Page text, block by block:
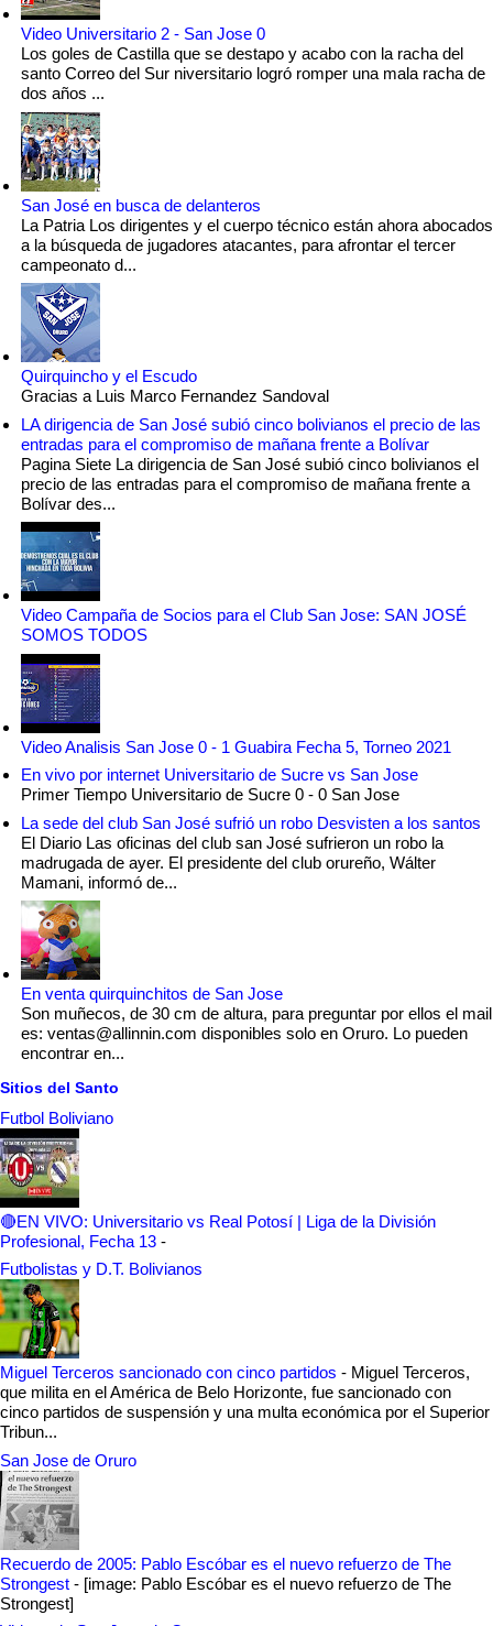
Video Universitario 2 - San Jose 0
Los goles de Castilla que se destapo y acabo con la racha del
santo Correo del Sur niversitario logró romper una mala racha de
dos años ...
San José en busca de delanteros
La Patria Los dirigentes y el cuerpo técnico están ahora abocados
a la búsqueda de jugadores atacantes, para afrontar el tercer
campeonato d...
Quirquincho y el Escudo
Gracias a Luis Marco Fernandez Sandoval
LA dirigencia de San José subió cinco bolivianos el precio de las
entradas para el compromiso de mañana frente a Bolívar
Pagina Siete La dirigencia de San José subió cinco bolivianos el
precio de las entradas para el compromiso de mañana frente a
Bolívar des...
Video Campaña de Socios para el Club San Jose: SAN JOSÉ
SOMOS TODOS
Video Analisis San Jose 0 - 1 Guabira Fecha 5, Torneo 2021
En vivo por internet Universitario de Sucre vs San Jose
Primer Tiempo Universitario de Sucre 0 - 0 San Jose
La sede del club San José sufrió un robo Desvisten a los santos
El Diario Las oficinas del club san José sufrieron un robo la
madrugada de ayer. El presidente del club orureño, Wálter
Mamani, informó de...
En venta quirquinchitos de San Jose
Son muñecos, de 30 cm de altura, para preguntar por ellos el mail
es: ventas@allinnin.com disponibles solo en Oruro. Lo pueden
encontrar en...
Sitios del Santo
Futbol Boliviano
🔴EN VIVO: Universitario vs Real Potosí | Liga de la División
Profesional, Fecha 13 -
Futbolistas y D.T. Bolivianos
Miguel Terceros sancionado con cinco partidos - Miguel Terceros,
que milita en el América de Belo Horizonte, fue sancionado con
cinco partidos de suspensión y una multa económica por el Superior
Tribun...
San Jose de Oruro
Recuerdo de 2005: Pablo Escóbar es el nuevo refuerzo de The
Strongest - [image: Pablo Escóbar es el nuevo refuerzo de The
Strongest]